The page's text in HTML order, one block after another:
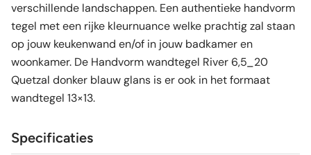
verschillende landschappen. Een authentieke handvorm
tegel met een rijke kleurnuance welke prachtig zal staan
op jouw keukenwand en/of in jouw badkamer en
woonkamer. De Handvorm wandtegel River 6,5_20
Quetzal donker blauw glans is er ook in het formaat
wandtegel 13×13.
Specificaties